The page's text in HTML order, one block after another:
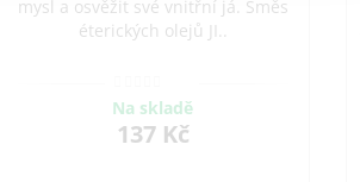
mysl a osvěžit své vnitřní já. Směs
éterických olejů JI..
Na skladě
137 Kč